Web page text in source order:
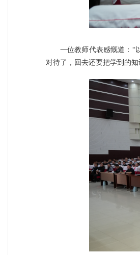
一位教师代表感慨道：“
对待了，回去还要把学到的